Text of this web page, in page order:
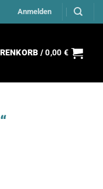
Anmelden
/0,00 €